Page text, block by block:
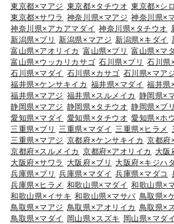
東京都×マアジ 東京都×タチウオ 東京都×シ
東京都×サワラ 神奈川県×マアジ 神奈川県×
神奈川県×アカアマダイ 神奈川県×タチウオ
新潟県×ブリ
新潟県×マアジ 新潟県×キダイ
富山県×アオリイカ 富山県×ブリ 富山県×マ
富山県×ウッカリカサゴ 石川県×ブリ
石川県
石川県×マダイ 石川県×カサゴ 石川県×マア
福井県×ケンサキイカ 福井県×マダイ 福井県
福井県×マアジ 福井県×スルメイカ 静岡県×
静岡県×マアジ 静岡県×タチウオ 静岡県×ブリ
愛知県×マダイ 愛知県×タチウオ 愛知県×ホ
三重県×ブリ
三重県×マダイ 三重県×ヒラメ
三重県×マアジ 京都府×ケンサキイカ 京都府
京都府×スルメイカ 京都府×アオリイカ
大阪
大阪府×サワラ
大阪府×ブリ 大阪府×キジハタ
兵庫県×ブリ
兵庫県×マダイ 兵庫県×マダコ
兵庫県×ヒラメ 和歌山県×マダイ 和歌山県×
和歌山県×イサキ 和歌山県×マサバ 鳥取県×
鳥取県×マアジ 鳥取県×アオリイカ
鳥取県×
鳥取県×マダイ
岡山県×スズキ 岡山県×マダイ